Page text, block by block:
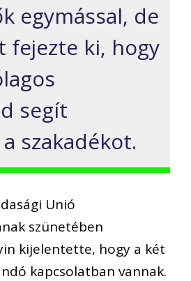
egymással, de
fejezte ki, hogy
segít
szakadékot.
Unió
szünetében
kijelentette, hogy a két
kapcsolatban vannak.